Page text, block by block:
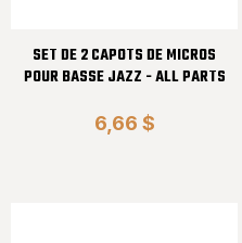
SET DE 2 CAPOTS DE MICROS
POUR BASSE JAZZ - ALL PARTS
6,66 $